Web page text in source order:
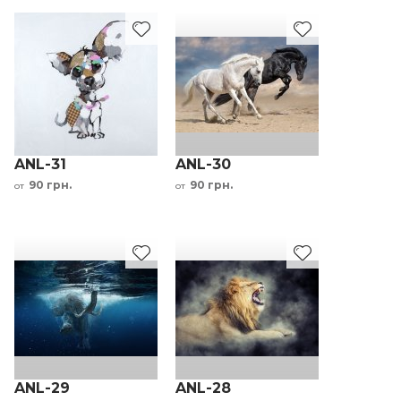
ANL-31
от 90 грн.
ANL-30
от 90 грн.
ANL-29 ANL-28